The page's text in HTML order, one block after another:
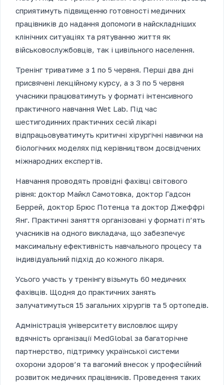
сприятимуть підвищенню готовності медичних
працівників до надання допомоги в найскладніших
клінічних ситуаціях та рятуванню життя як
військовослужбовців, так і цивільного населення.
Тренінг триватиме з 1 по 5 червня. Перші два дні
присвячені лекційному курсу, а з 3 по 5 червня
учасники працюватимуть у форматі інтенсивного
практичного навчання Wet Lab. Під час
шестигодинних практичних сесій лікарі
відпрацьовуватимуть критичні хірургічні навички на
біологічних моделях під керівництвом досвідчених
міжнародних експертів.
Навчання проводять провідні фахівці світового
рівня: доктор Майкл Самотовка, доктор Гадсон
Беррей, доктор Брюс Потенца та доктор Джеффрі
Янг. Практичні заняття організовані у форматі п’ять
учасників на одного викладача, що забезпечує
максимальну ефективність навчального процесу та
індивідуальний підхід до кожного лікаря.
Усього участь у тренінгу візьмуть 60 медичних
фахівців. Щодня до практичних занять
залучатимуться 15 загальних хірургів та 5 ортопедів.
Адміністрація університету висловлює щиру
вдячність організації MedGlobal за багаторічне
партнерство, підтримку української системи
охорони здоров’я та вагомий внесок у професійний
розвиток медичних працівників. Проведення таких